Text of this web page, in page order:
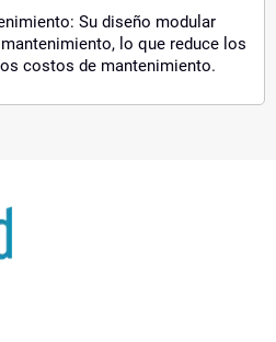
Su diseño modular
lo que reduce los
costos de mantenimiento.